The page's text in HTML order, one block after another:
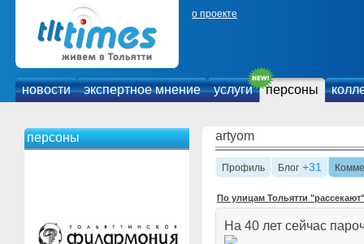
о проекте
новости экспертное мнение услуги персоны
персоны artyom
Профиль Блог +31
По улицам Тольятти
На 40 лет сейчас